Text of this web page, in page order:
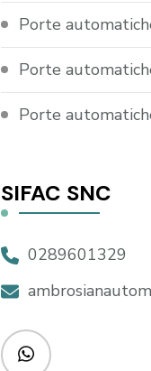
Porte
Porte
Porte
SIFAC SNC
0289601329